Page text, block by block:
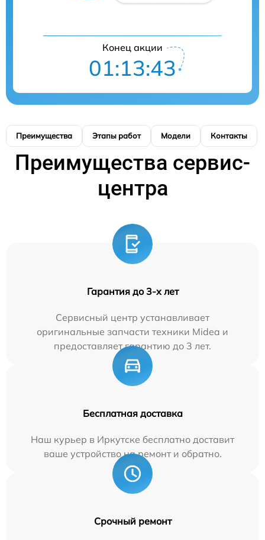
Конец акции
01:13:42
Преимущества Этапы работ Модели Контакты
Преимущества сервис-
центра
Гарантия до 3-х лет
Сервисный центр устанавливает
оригинальные запчасти техники Midea и
предоставляет гарантию до 3 лет.
Бесплатная доставка
Наш курьер в Иркутске бесплатно доставит
ваше устройство на ремонт и обратно.
Срочный ремонт